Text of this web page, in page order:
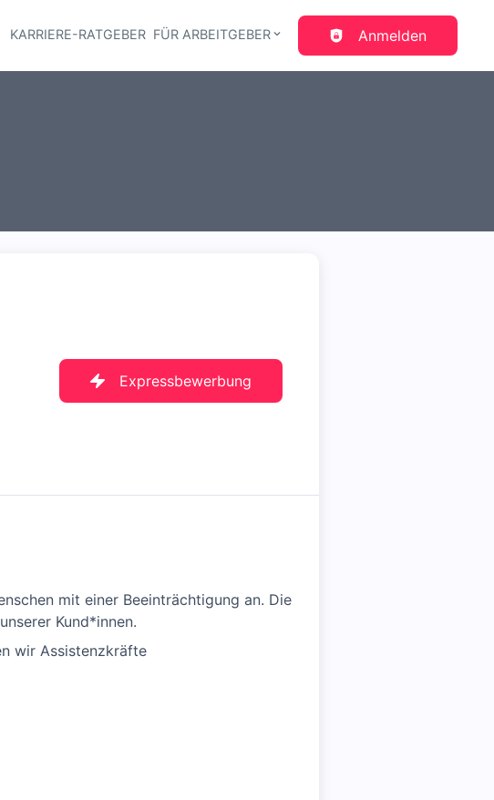
Haupt-Navigation
KARRIERE-RATGEBER FÜR ARBEITGEBER Anmelden
Expressbewerbung
mit einer Beeinträchtigung an. Die
Kund*innen.
wir Assistenzkräfte